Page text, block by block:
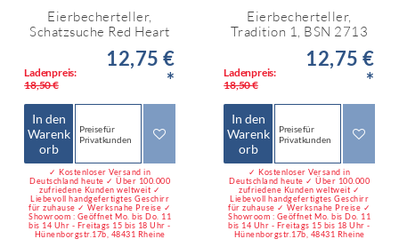
Eierbecherteller,
Schatzsuche Red Heart
Ladenpreis:
18,50 €
12,75 €
*
In den
Warenk
orb
Preise für
Privatkunden
✓ Kostenloser Versand in
Deutschland heute ✓ Über 100.000
zufriedene Kunden weltweit ✓
Liebevoll handgefertigtes Geschirr
für zuhause ✓ Werksnahe Preise ✓
Showroom : Geöffnet Mo. bis Do. 11
bis 14 Uhr - Freitags 15 bis 18 Uhr -
Hünenborgstr.17b, 48431 Rheine
Eierbecherteller,
Tradition 1, BSN 2713
Ladenpreis:
18,50 €
12,75 €
*
In den
Warenk
orb
Preise für
Privatkunden
✓ Kostenloser Versand in
Deutschland heute ✓ Über 100.000
zufriedene Kunden weltweit ✓
Liebevoll handgefertigtes Geschirr
für zuhause ✓ Werksnahe Preise ✓
Showroom : Geöffnet Mo. bis Do. 11
bis 14 Uhr - Freitags 15 bis 18 Uhr -
Hünenborgstr.17b, 48431 Rheine